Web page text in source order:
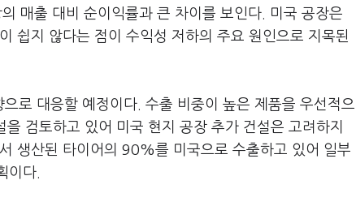
매출 대비 순이익률과 큰 차이를 보인다. 미국 공장은
쉽지 않다는 점이 수익성 저하의 주요 원인으로 지목된
로 대응할 예정이다. 수출 비중이 높은 제품을 우선적으
검토하고 있어 미국 현지 공장 추가 건설은 고려하지
생산된 타이어의 90%를 미국으로 수출하고 있어 일부
이다.